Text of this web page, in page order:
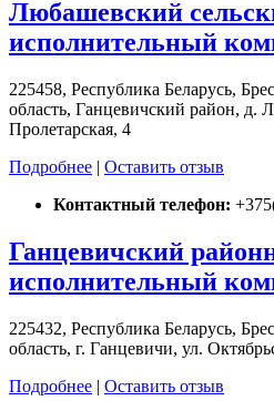
Любашевский
исполнительный
225458, Республика Беларусь,
область, Ганцевичский район, д.
Пролетарская, 4
Подробнее | Оставить отзыв
Контактный телефон:
Ганцевичский
исполнительный
225432, Республика Беларусь,
область, г. Ганцевичи, ул.
Подробнее | Оставить отзыв